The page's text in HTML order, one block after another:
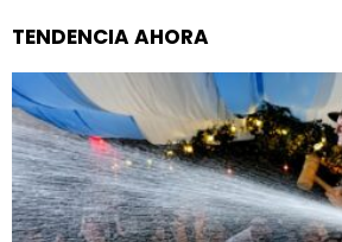
TENDENCIA AHORA